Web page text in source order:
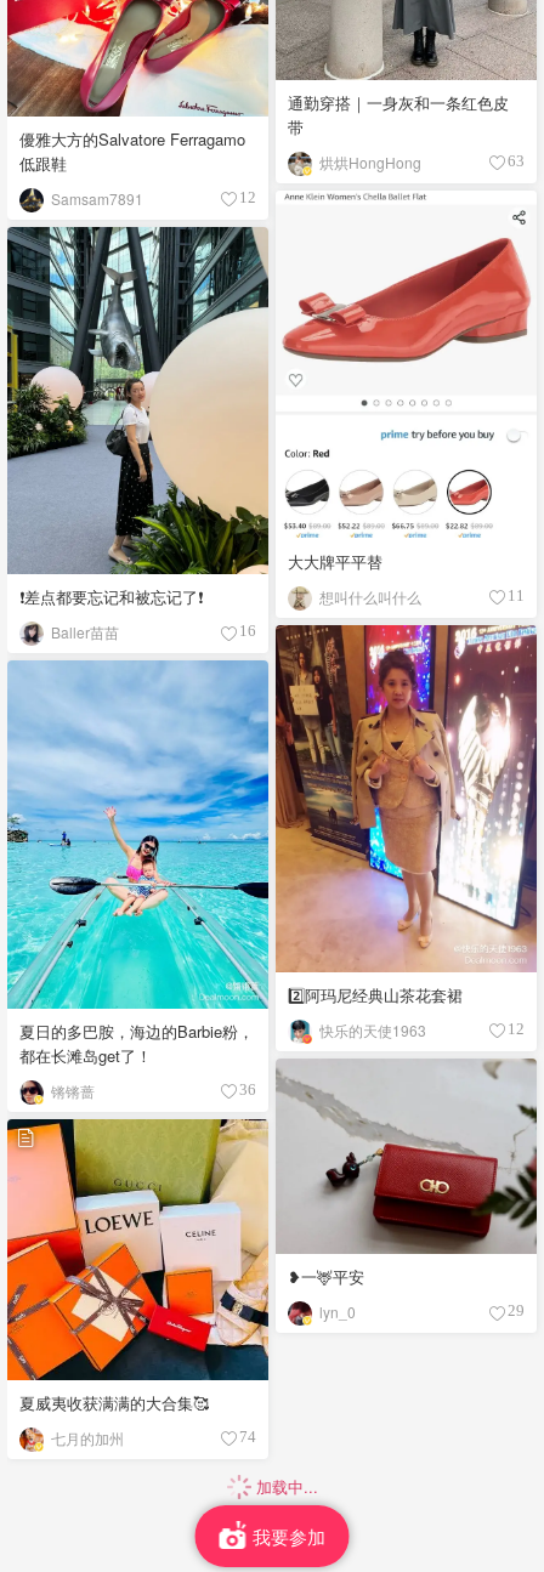
通勤穿搭｜一身灰和一条红色皮
带
烘烘HongHong 63
優雅大方的Salvatore Ferragamo
低跟鞋
Samsam7891 12
大大牌平平替
想叫什么叫什么 11
❗️差点都要忘记和被忘记了❗️
Baller苗苗 16
2️⃣阿玛尼经典山茶花套裙
快乐的天使1963 12
夏日的多巴胺，海边的Barbie粉，
都在长滩岛get了！
锵锵蔷 36
❥一🦌平安
lyn_0 29
夏威夷收获满满的大合集🥰
七月的加州 74
加载中...
我要参加